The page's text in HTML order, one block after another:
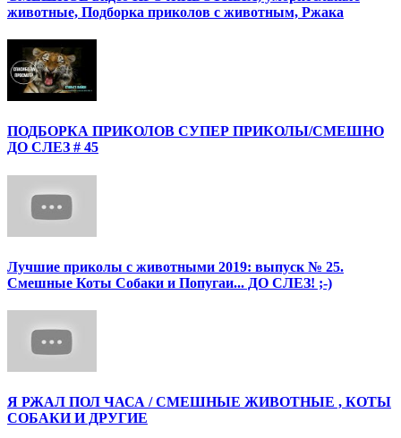
животные, Подборка приколов с животным, Ржака
ПОДБОРКА ПРИКОЛОВ СУПЕР ПРИКОЛЫ/СМЕШНО
ДО СЛЕЗ # 45
Лучшие приколы с животными 2019: выпуск № 25.
Смешные Коты Собаки и Попугаи... ДО СЛЕЗ! ;-)
Я РЖАЛ ПОЛ ЧАСА / СМЕШНЫЕ ЖИВОТНЫЕ , КОТЫ
СОБАКИ И ДРУГИЕ